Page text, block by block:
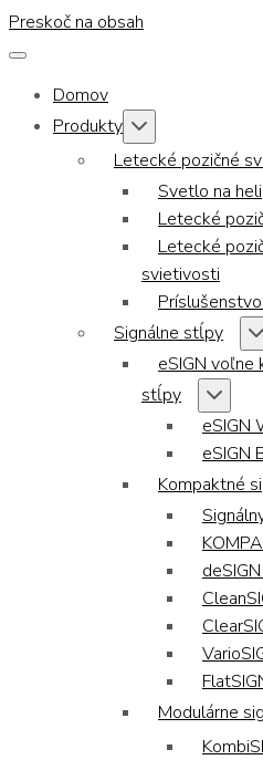
Preskoč na obsah
Domov
Produkty
Letecké pozičné
Svetlo na
Letecké
Letecké
svietivosti
Signálne stĺpy
eSIGN voľne
stĺpy
eSIGN
eSIGN
Kompaktné
Modulárne